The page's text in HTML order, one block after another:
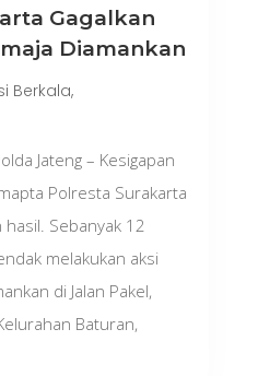
Gagalkan
Diamankan
Berkala,
Jateng – Kesigapan
Polresta Surakarta
Sebanyak 12
melakukan aksi
di Jalan Pakel,
Baturan,